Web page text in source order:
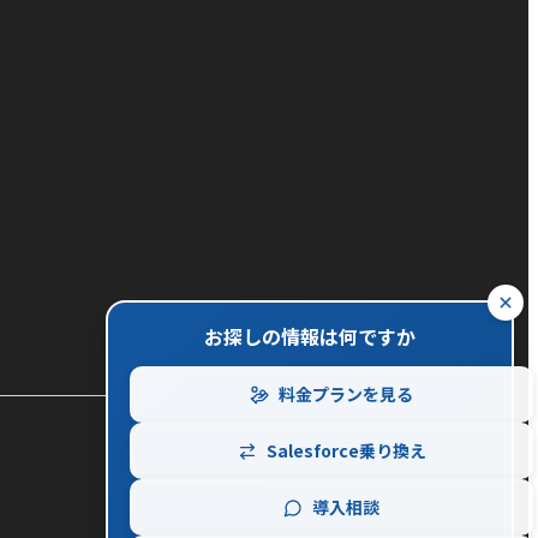
お探しの情報は何ですか
料金プランを見る
Salesforce乗り換え
導入相談
close